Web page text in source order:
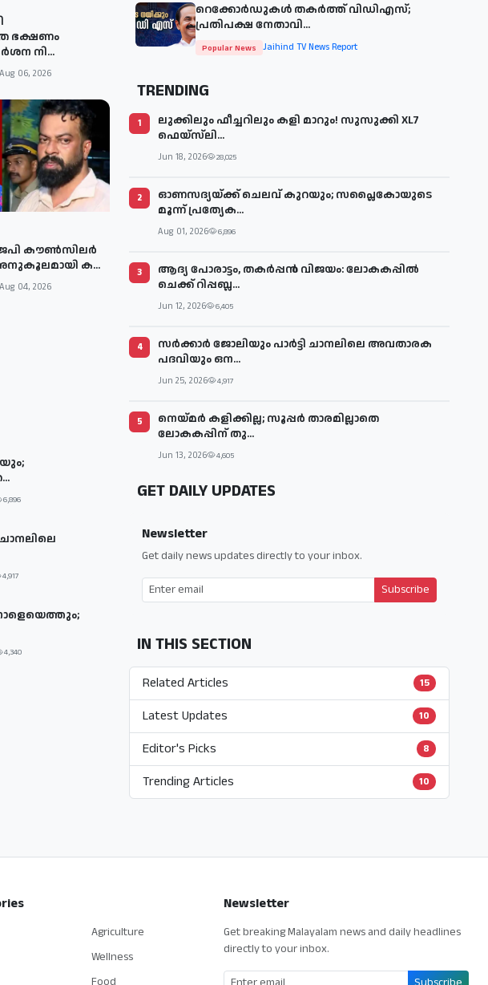
ഭക്ഷണം
നി...
06, 2026
കൗണ്‍സിലര്‍
ക...
04, 2026
6,896
4,917
4,340
റെക്കോർഡുകൾ തകർത്ത് വിഡിഎസ്;
പ്രതിപക്ഷ നേതാവി...
Popular News Jaihind TV News Report
TRENDING
1
ലുക്കിലും ഫീച്ചറിലും കളി മാറും! സുസുക്കി XL7
ഫെയ്‌സ്‌ലി...
Jun 18, 2026 28,025
2
ഓണസദ്യയ്ക്ക് ചെലവ് കുറയും; സപ്ലൈകോയുടെ
മൂന്ന് പ്രത്യേക...
Aug 01, 2026 6,896
3
ആദ്യ പോരാട്ടം, തകർപ്പൻ വിജയം: ലോകകപ്പിൽ
ചെക്ക് റിപ്പബ്ല...
Jun 12, 2026 6,405
4
സര്‍ക്കാര്‍ ജോലിയും പാര്‍ട്ടി ചാനലിലെ അവതാരക
പദവിയും ഒന...
Jun 25, 2026 4,917
5
നെയ്മര്‍ കളിക്കില്ല; സൂപ്പര്‍ താരമില്ലാതെ
ലോകകപ്പിന് തു...
Jun 13, 2026 4,605
GET DAILY UPDATES
Newsletter
Get daily news updates directly to your inbox.
Subscribe
IN THIS SECTION
Related Articles 15
Latest Updates 10
Editor's Picks 8
Trending Articles 10
Agriculture
Wellness
Food
Newsletter
Get breaking Malayalam news and daily headlines
directly to your inbox.